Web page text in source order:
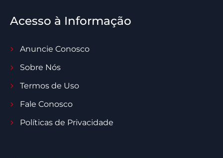
Acesso à Informação
Anuncie Conosco
Sobre Nós
Termos de Uso
Fale Conosco
Políticas de Privacidade